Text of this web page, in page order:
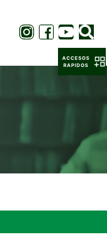
ACCESOS
RAPIDOS